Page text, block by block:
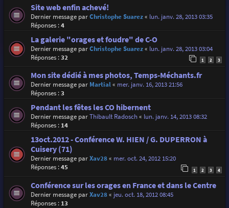
Site web enfin achevé!
Dernier message parChristophe Suarez« lun. janv. 28, 2013 03:35
Réponses :4
La galerie "orages et foudre" de C-O
Dernier message parChristophe Suarez« lun. janv. 28, 2013 03:04
Réponses :32 1 2 3
Mon site dédié à mes photos, Temps-Méchants.fr
Dernier message par Martial« mer. janv. 16, 2013 21:56
Réponses :3
Pendant les fêtes les CO hibernent
Dernier message parThibault Radosch« lun. janv. 14, 2013 08:32
Réponses : 14
13oct.2012 - Conférence W. HIEN / G. DUPERRON à
Cuisery (71)
Dernier message parXav28« mer. oct. 24, 2012 15:20
Réponses :45 1 2 3 4
Conférence sur les orages en France et dans le Centre
Dernier message parXav28« jeu. oct. 18, 2012 08:45
Réponses : 13